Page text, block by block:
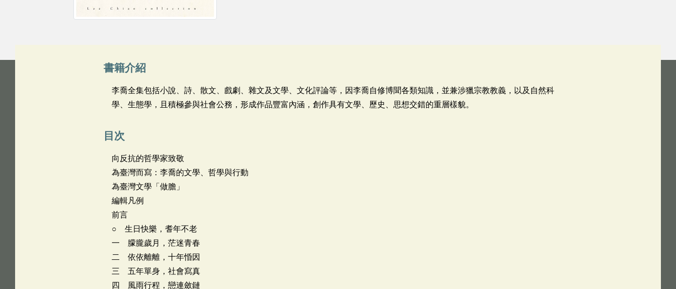
書籍介紹
李喬全集包括小說、詩、散文、戲劇、雜文及文學、文化評論等，因李喬自修博聞各類知識，並兼涉獵宗教教義，以及自然科
學、生態學，且積極參與社會公務，形成作品豐富內涵，創作具有文學、歷史、思想交錯的重層樣貌。
目次
向反抗的哲學家致敬
為臺灣而寫：李喬的文學、哲學與行動
為臺灣文學「做膽」
編輯凡例
前言
○ 生日快樂，耆年不老
一 朦朧歲月，茫迷青春
二 依依離離，十年惛因
三 五年單身，社會寫真
四 風雨行程，戀連斂鏈